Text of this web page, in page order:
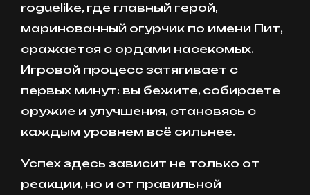
roguelike, где главный герой,
маринованный огурчик по имени Пит,
сражается с ордами насекомых.
Игровой процесс затягивает с
первых минут: вы бежите, собираете
оружие и улучшения, становясь с
каждым уровнем всё сильнее.
Успех здесь зависит не только от
реакции, но и от правильной